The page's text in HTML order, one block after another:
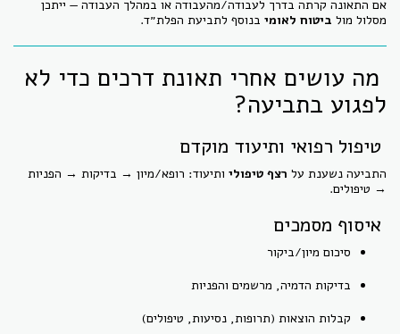
אם התאונה קרתה בדרך לעבודה/מהעבודה או במהלך העבודה — ייתכן
מסלול מול ביטוח לאומי בנוסף לתביעת הפלת״ד.
מה עושים אחרי תאונת דרכים כדי לא
לפגוע בתביעה?
טיפול רפואי ותיעוד מוקדם
התביעה נשענת על רצף טיפולי ותיעוד: רופא/מיון → בדיקות → הפניות
→ טיפולים.
איסוף מסמכים
סיכום מיון/ביקור
בדיקות הדמיה, מרשמים והפניות
קבלות הוצאות (תרופות, נסיעות, טיפולים)